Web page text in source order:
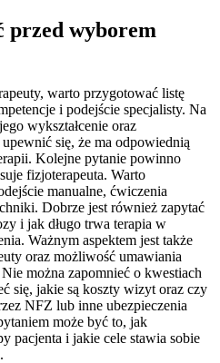
przed wyborem
warto przygotować listę
i podejście specjalisty. Na
wykształcenie oraz
się, że ma odpowiednią
Kolejne pytanie powinno
fizjoterapeuta. Warto
manualne, ćwiczenia
Dobrze jest również zapytać
i jak długo trwa terapia w
Ważnym aspektem jest także
oraz możliwość umawiania
można zapomnieć o kwestiach
się, jakie są koszty wizyt oraz czy
NFZ lub inne ubezpieczenia
może być to, jak
pacjenta i jakie cele stawia sobie